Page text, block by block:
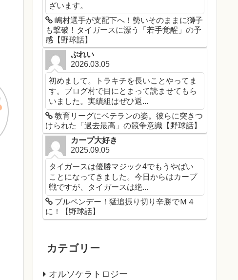
ざいます。
嶋村選手が支配下へ！勢いそのままに獅子
も撃破！タイガースに漂う「若手覚醒」の予
感【野球話】
ぷれい
2026.03.05
初めまして。トラキチを長いことやってま
す。ブログ村で目にとまって読ませてもら
いました。実績組はぜひ返...
教育リーグにベテランの姿。彼らに突きつ
けられた「過去最高」の競争意識【野球話】
カープ大好き
2025.09.05
タイガースは優勝マジック4でもうやばい
ことになってきました。今日からはカープ
戦ですが、タイガースは絶...
ブルペンデー！猛追振り切り辛勝でＭ４
に！【野球話】
カテゴリー
オルソケラトロジー